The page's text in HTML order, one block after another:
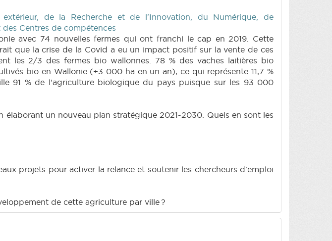
de la Recherche et de l'Innovation, du Numérique, de
Centres de compétences
avec 74 nouvelles fermes qui ont franchi le cap en 2019. Cette
que la crise de la Covid a eu un impact positif sur la vente de ces
les 2/3 des fermes bio wallonnes. 78 % des vaches laitières bio
bio en Wallonie (+3 000 ha en un an), ce qui représente 11,7 %
91 % de l'agriculture biologique du pays puisque sur les 93 000
un nouveau plan stratégique 2021-2030. Quels en sont les
projets pour activer la relance et soutenir les chercheurs d'emploi
de cette agriculture par ville ?